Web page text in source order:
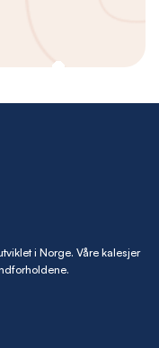
i Norge. Våre kalesjer